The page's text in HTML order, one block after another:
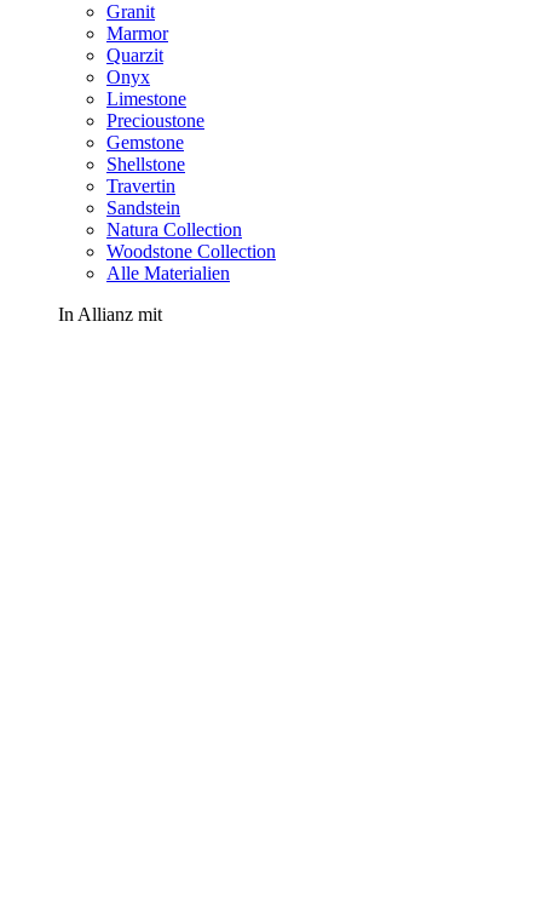
Granit
Marmor
Quarzit
Onyx
Limestone
Precioustone
Gemstone
Shellstone
Travertin
Sandstein
Natura Collection
Woodstone Collection
Alle Materialien
In Allianz mit